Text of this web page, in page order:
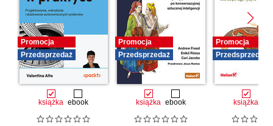
Promocja
Przedsprzedaż
książka ebook
Promocja
Przedsprzedaż
książka ebook
Promocja
Przedsprzedaż
książka